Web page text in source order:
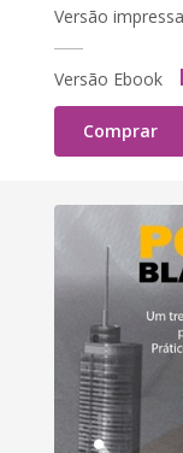
Versão impressa
Versão Ebook
Comprar